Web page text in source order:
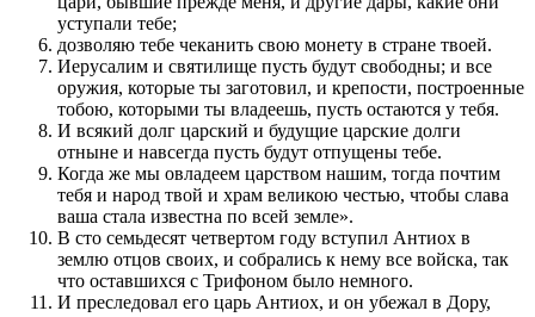
уступали тебе;
дозволяю тебе чеканить свою монету в стране твоей.
Иерусалим и святилище пусть будут свободны; и все
оружия, которые ты заготовил, и крепости, по­строен­ные
тобою, которыми ты владеешь, пусть остают­ся у тебя.
И всякий долг царский и будущие царские долги
отныне и навсегда пусть будут отпущены тебе.
Когда же мы овладеем цар­с­т­во­м нашим, тогда по­чтим
тебя и народ твой и храм великою честью, чтобы слава
ваша стала извест­на по всей земле».
В сто семьдесят четвертом году вступил Антиох в
землю отцов сво­их, и собрались к нему все войска, так
что остав­шихся с Трифоном было немного.
И пре­следовал его царь Антиох, и он убежал в Дору,